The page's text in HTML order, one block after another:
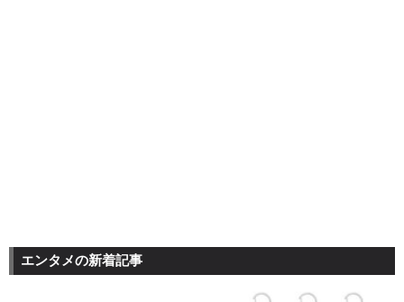
エンタメの新着記事